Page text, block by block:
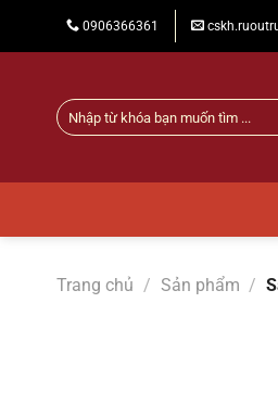
0906366361
Rượu
Rượu
Trung
Tìm
kiếm:
Trang chủ / Sản phẩm /